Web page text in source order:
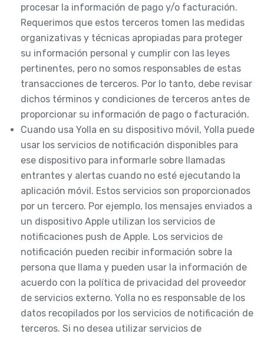
procesar la información de pago y/o facturación.
Requerimos que estos terceros tomen las medidas
organizativas y técnicas apropiadas para proteger
su información personal y cumplir con las leyes
pertinentes, pero no somos responsables de estas
transacciones de terceros. Por lo tanto, debe revisar
dichos términos y condiciones de terceros antes de
proporcionar su información de pago o facturación.
Cuando usa Yolla en su dispositivo móvil, Yolla puede
usar los servicios de notificación disponibles para
ese dispositivo para informarle sobre llamadas
entrantes y alertas cuando no esté ejecutando la
aplicación móvil. Estos servicios son proporcionados
por un tercero. Por ejemplo, los mensajes enviados a
un dispositivo Apple utilizan los servicios de
notificaciones push de Apple. Los servicios de
notificación pueden recibir información sobre la
persona que llama y pueden usar la información de
acuerdo con la política de privacidad del proveedor
de servicios externo. Yolla no es responsable de los
datos recopilados por los servicios de notificación de
terceros. Si no desea utilizar servicios de